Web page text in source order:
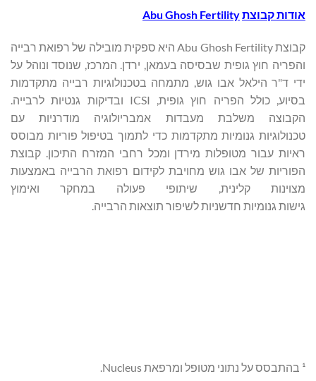
אודות קבוצתAbu Ghosh Fertility
קבוצת Abu Ghosh Fertility היא ספקית מובילה של רפואת רבייה
והפריה חוץ גופית שבסיסה בעמאן, ירדן. המרכז, שנוסד ונוהל על
ידי ד"ר הילאל אבו גוש, מתמחה בטכנולוגיות רבייה מתקדמות
בסיוע, כולל הפריה חוץ גופית, ICSI ובדיקות גנטיות לרבייה.
הקבוצה משלבת מעבדות אמבריולוגיה מודרניות עם
טכנולוגיות גנומיות מתקדמות כדי לתמוך בטיפול פוריות מבוסס
ראיות עבור מטופלות מירדן ומכל רחבי המזרח התיכון. קבוצת
הפוריות של אבו גוש מחויבת לקידום רפואת הרבייה באמצעות
מצוינות קלינית, שיתופי פעולה במחקר ואימוץ
גישות גנומיות חדשניות לשיפור תוצאות הרבייה.
¹ בהתבסס על נתוני מטופל ומרפאת Nucleus.